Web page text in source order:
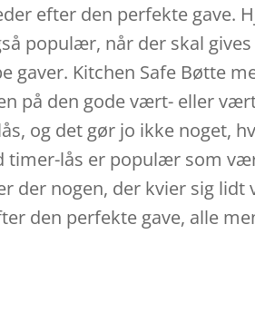
efter den perfekte gave.
populær, når der skal
Kitchen Safe Bøtte
på den gode vært- eller
og det gør jo ikke noget,
timer-lås er populær som
der nogen, der kvier sig lidt
den perfekte gave, alle